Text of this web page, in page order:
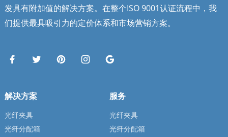
发具有附加值的解决方案。在整个ISO 9001认证流程中，我
们提供最具吸引力的定价体系和市场营销方案。
解决方案
光纤夹具
光纤分配箱
服务
光纤夹具
光纤分配箱